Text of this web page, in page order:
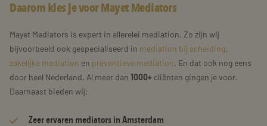
Daarom kies je voor Mayet Mediators
Mayet Mediators is expert in allerelei mediation. Zo zijn wij
bijvoorbeeld ook gespecialiseerd in mediation bij scheiding,
zakelijke mediation en preventieve mediation. En dat ook nog eens
door heel Nederland. Al meer dan 1000+ cliënten gingen je voor.
Daarnaast bieden wij:
Zeerervaren mediators in Amsterdam